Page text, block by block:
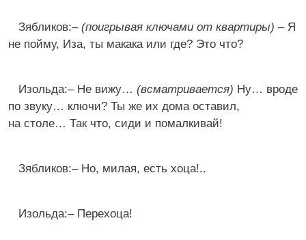
Зябликов:– (поигрывая ключами от квартиры) – Я
не пойму, Иза, ты макака или где? Это что?
Изольда:– Не вижу… (всматривается) Ну… вроде
по звуку… ключи? Ты же их дома оставил,
на столе… Так что, сиди и помалкивай!
Зябликов:– Но, милая, есть хоца!..
Изольда:– Перехоца!